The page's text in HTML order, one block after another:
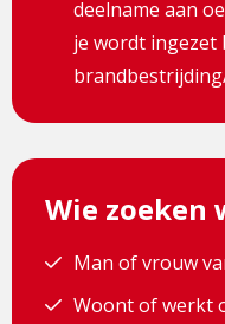
deelname aan
je wordt ingezet
Wie zoeken
Man of vrouw
Woont of werkt